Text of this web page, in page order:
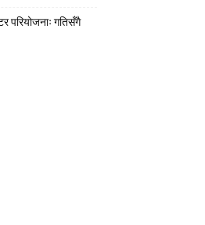
परियोजनाः गतिसँगै